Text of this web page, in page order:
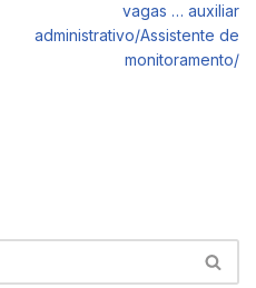
vagas … auxiliar
administrativo/Assistente de
monitoramento/